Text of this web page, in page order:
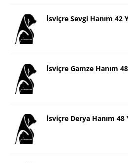
İsviçre Sevgi Hanım 42
İsviçre Gamze Hanım
İsviçre Derya Hanım 48